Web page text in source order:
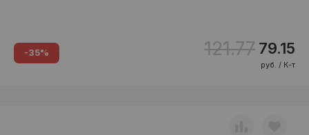
-35% 121.77 79.15
руб. / К-т